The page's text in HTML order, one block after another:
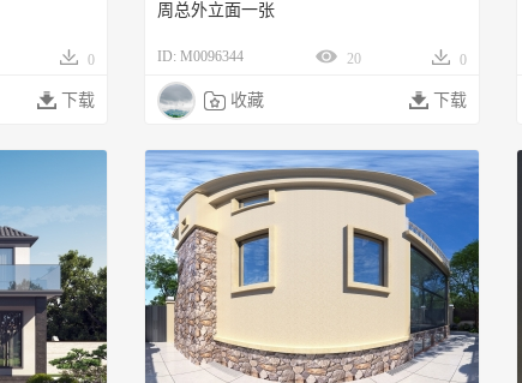
0
 下载
周总外立面一张
ID: M0096344 20 0
 收藏  下载